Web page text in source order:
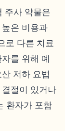
주사 약물은
은 비용과
로 다른 치료
를 위해 예
저하 요법
절이 있거나
환자가 포함